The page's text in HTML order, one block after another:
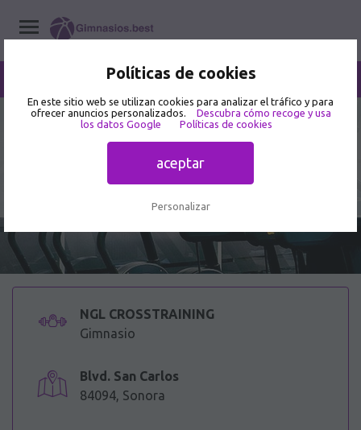
Políticas de cookies
En este sitio web se utilizan cookies para analizar el tráfico y para
ofrecer anuncios personalizados.
Descubra cómo recoge y usa
los datos Google
Políticas de cookies
aceptar
Personalizar
Sonora /Nogales /NGL CROSSTRAINING
3 opiniones de usuarios
NGL CROSSTRAINING - Gimnasio en
Blvd. San Carlos
NGL CROSSTRAINING
Gimnasio
Blvd. San Carlos
84094, Sonora